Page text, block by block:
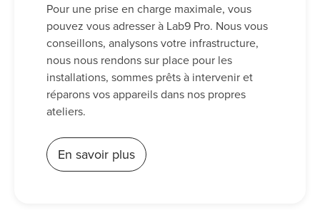
Pour une prise en charge maximale, vous
pouvez vous adresser à Lab9 Pro. Nous vous
conseillons, analysons votre infrastructure,
nous nous rendons sur place pour les
installations, sommes prêts à intervenir et
réparons vos appareils dans nos propres
ateliers.
En savoir plus